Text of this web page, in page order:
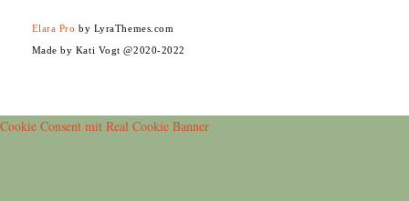
Elara Pro by LyraThemes.com
Made by Kati Vogt @2020-2022
Cookie Consent mit Real Cookie Banner